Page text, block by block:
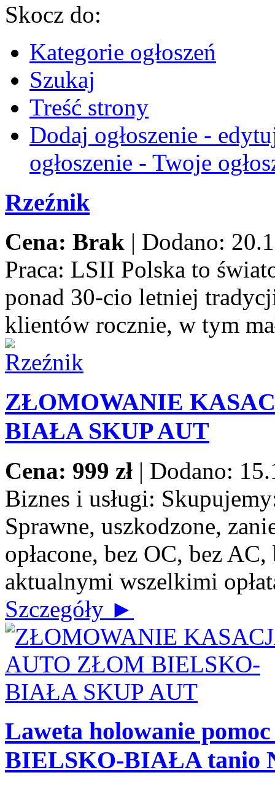
Skocz do:
Kategorie ogłoszeń
Szukaj
Treść strony
Dodaj ogłoszenie -
ogłoszenie - Twoje
Rzeźnik
Cena: Brak | Dodano:
Praca: LSII Polska to
ponad 30-cio letniej
klientów rocznie, w tym
ZŁOMOWANIE
BIAŁA SKUP AUT
Cena: 999 zł | Dodano:
Biznes i usługi:
Sprawne, uszkodzone,
opłacone, bez OC, bez
aktualnymi wszelkimi
Szczegóły ►
Laweta holowanie
BIELSKO-BIAŁA tanio